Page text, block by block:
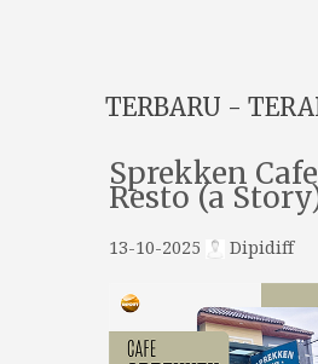
TERBARU -
Sprekken
Resto (a
13-10-2025 Dipidiff